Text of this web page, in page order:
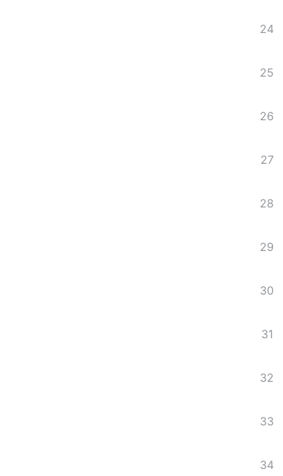
24
25
26
27
28
29
30
31
32
33
34